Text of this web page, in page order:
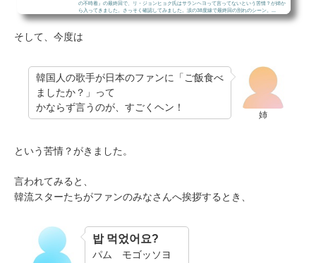
の不時着』の最終回で、リ・ジョンヒョク氏はサランヘヨって言ってないという苦情？が姉か
ら入ってきました。さっそく確認してみました。涙の38度線で最終回の別れのシーン。...
そして、今度は
姉
韓国人の歌手が日本のファンに「ご飯食べ
ましたか？」って
かならず言うのが、すごくヘン！
という苦情？がきました。
言われてみると、
韓流スターたちがファンのみなさんへ挨拶するとき、
밥 먹었어요?
パム モゴッソヨ